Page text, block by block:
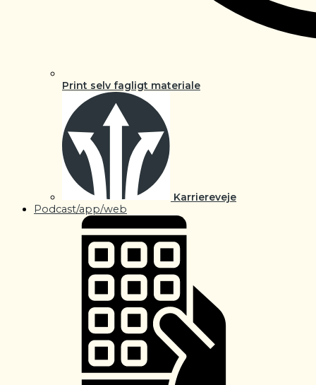
Print selv fagligt materiale
Karriereveje
Podcast/app/web